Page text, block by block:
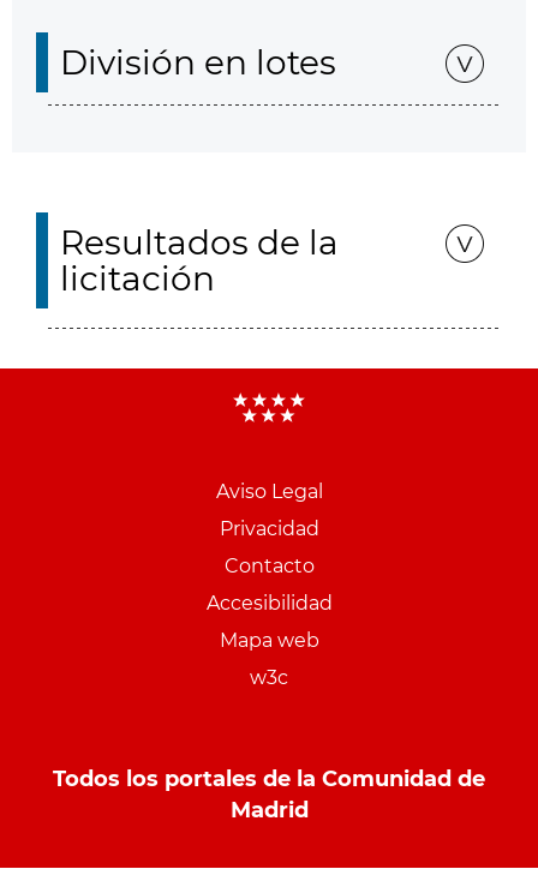
División en lotes
Resultados de la
licitación
Aviso Legal
Privacidad
Contacto
Accesibilidad
Mapa web
w3c
Todos los portales de la Comunidad de
Madrid